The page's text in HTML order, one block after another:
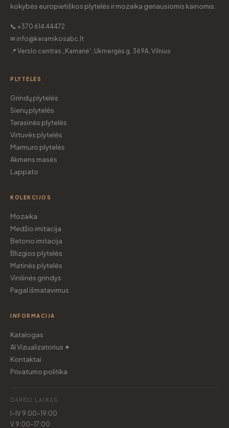
kokybės europietiškos plytelės ir mozaika geriausiomis kainomis.
📞 +370 614 44472
✉ info@keramikosabc.lt
📍 Verslo centras „Kamanė“, Ukmergės g. 369A, Vilnius
PLYTELĖS
Grindų plytelės
Sienų plytelės
Terasinės plytelės
Virtuvės plytelės
Marmuro plytelės
Akmens masės
Lappato
KOLEKCIJOS
Mozaika
Medžio imitacija
Betono imitacija
Blizgios plytelės
Matinės plytelės
Vinilinės grindys
Pagal išmatavimus
INFORMACIJA
Katalogas
AI Vizualizatorius ✦
Kontaktai
Privatumo politika
DARBO LAIKAS
I–IV 9:00–19:00
V 9:00–17:00